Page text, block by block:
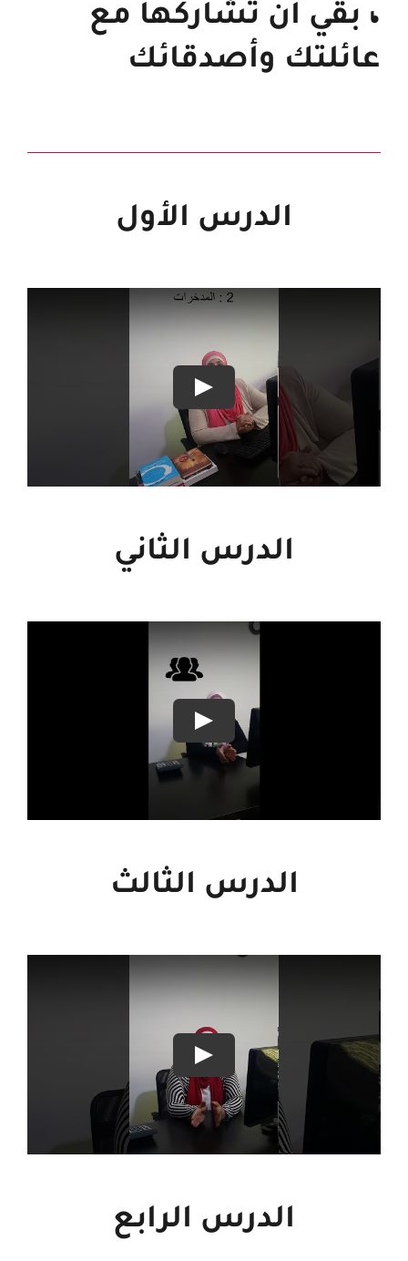
، بقي أن تشاركها مع
عائلتك وأصدقائك
الدرس الأول
الدرس الثاني
الدرس الثالث
الدرس الرابع